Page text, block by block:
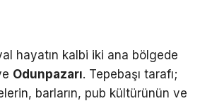
hayatın kalbi iki ana bölgede
Odunpazarı. Tepebaşı tarafı;
barların, pub kültürünün ve